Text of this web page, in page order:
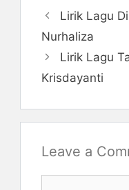
Lirik Lagu
Nurhaliza
Lirik Lagu
Krisdayanti
Leave a